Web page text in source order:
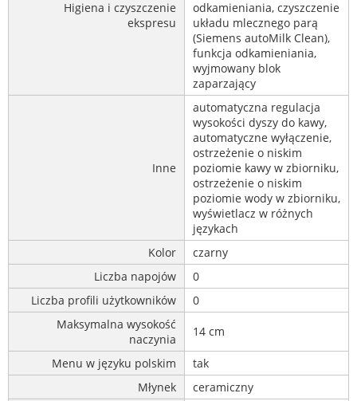
Higiena i czyszczenie
ekspresu
odkamieniania, czyszczenie
układu mlecznego parą
(Siemens autoMilk Clean),
funkcja odkamieniania,
wyjmowany blok
zaparzający
Inne
automatyczna regulacja
wysokości dyszy do kawy,
automatyczne wyłączenie,
ostrzeżenie o niskim
poziomie kawy w zbiorniku,
ostrzeżenie o niskim
poziomie wody w zbiorniku,
wyświetlacz w różnych
językach
Kolor
czarny
Liczba napojów
0
Liczba profili użytkowników
0
Maksymalna wysokość
naczynia
14 cm
Menu w języku polskim
tak
Młynek
ceramiczny